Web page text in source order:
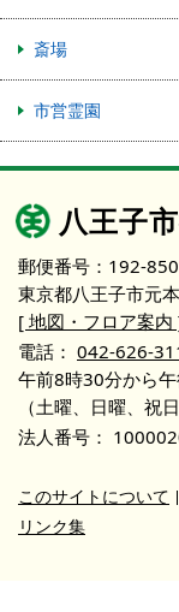
斎場
市営霊園
八王子
郵便番号：192-
東京都八王子市元
[ 地図・フロア案内
電話： 042-626-
午前8時30分から
（土曜、日曜、祝
法人番号：
このサイトについて
リンク集